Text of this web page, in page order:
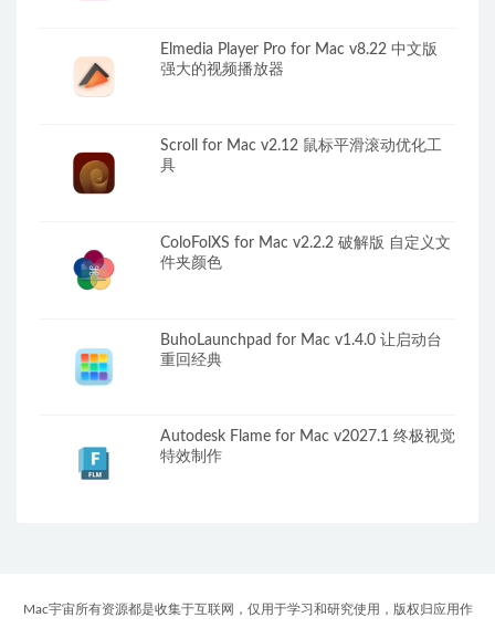
Elmedia Player Pro for Mac v8.22 中文版
强大的视频播放器
Scroll for Mac v2.12 鼠标平滑滚动优化工
具
ColoFolXS for Mac v2.2.2 破解版 自定义文
件夹颜色
BuhoLaunchpad for Mac v1.4.0 让启动台
重回经典
Autodesk Flame for Mac v2027.1 终极视觉
特效制作
Mac宇宙所有资源都是收集于互联网，仅用于学习和研究使用，版权归应用作